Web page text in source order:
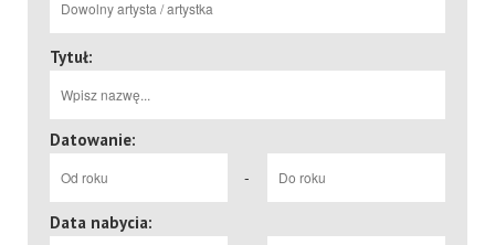
Tytuł:
Datowanie:
-
Data nabycia: